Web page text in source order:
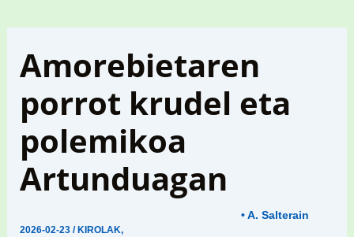
Amorebietaren
porrot krudel eta
polemikoa
Artunduagan
2026-02-23/ KIROLAK,
• A. Salterain